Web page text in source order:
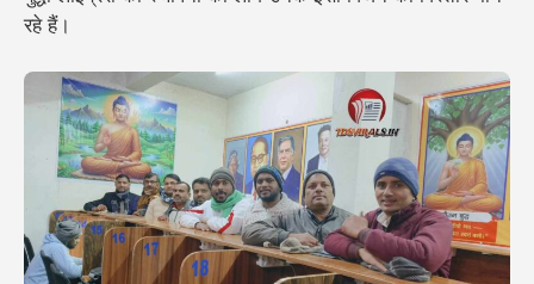
रहे हैं।